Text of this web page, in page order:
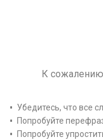
К
Убедитесь, что все
Попробуйте
Попробуйте